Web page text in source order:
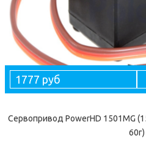
1777 руб
Сервопривод PowerHD 1501MG
60г)